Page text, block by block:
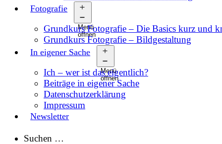
Fotografie
Menü
öffnen
Grundkurs Fotografie – Die Basics kurz und
Grundkurs Fotografie – Bildgestaltung
In eigener Sache
Menü
öffnen
Ich – wer ist das eigentlich?
Beiträge in eigener Sache
Datenschutzerklärung
Impressum
Newsletter
Suchen …